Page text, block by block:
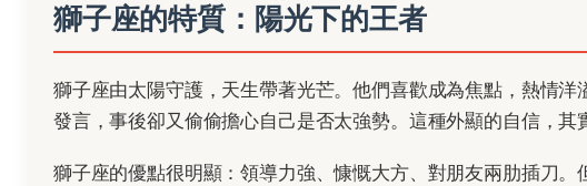
獅子座的特質：陽光下的王者
獅子座由太陽守護，天生帶著光芒。他們喜歡成為焦點，熱情
發言，事後卻又偷偷擔心自己是否太強勢。這種外顯的自信，其
獅子座的優點很明顯：領導力強、慷慨大方、對朋友兩肋插刀